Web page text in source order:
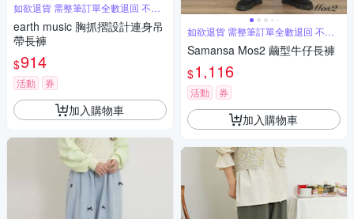
如欲退貨 需整筆訂單全數退回 不能
單退
earth music 胸抓摺設計連身吊
帶長褲
$914
活動 券
加入購物車
如欲退貨 需整筆訂單全數退回 不能
單退
Samansa Mos2 繭型牛仔長褲
$1,116
活動 券
加入購物車